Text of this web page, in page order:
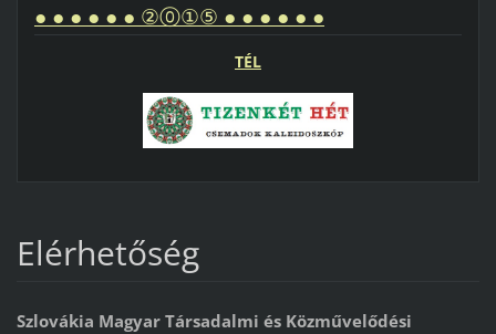
● ● ● ● ● ● ②⓪①⑤ ● ● ● ● ● ●
TÉL
Elérhetőség
Szlovákia Magyar Társadalmi és Közművelődési